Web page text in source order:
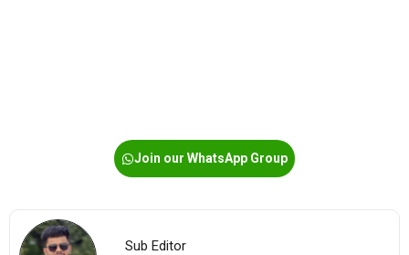
Join our WhatsApp Group
Sub Editor